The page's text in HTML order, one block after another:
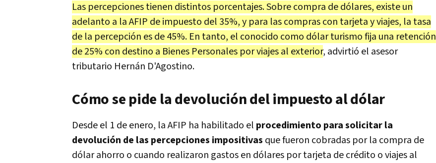
Las percepciones tienen distintos porcentajes. Sobre compra de dólares, existe un
adelanto a la AFIP de impuesto del 35%, y para las compras con tarjeta y viajes, la tasa
de la percepción es de 45%. En tanto, el conocido como dólar turismo fija una retención
de 25% con destino a Bienes Personales por viajes al exterior, advirtió el asesor
tributario Hernán D'Agostino.
Cómo se pide la devolución del impuesto al dólar
Desde el 1 de enero, la AFIP ha habilitado el procedimiento para solicitar la
devolución de las percepciones impositivas que fueron cobradas por la compra de
dólar ahorro o cuando realizaron gastos en dólares por tarjeta de crédito o viajes al